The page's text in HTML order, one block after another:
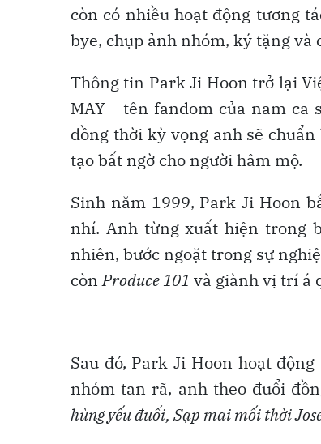
còn có nhiều hoạt động tương
bye, chụp ảnh nhóm, ký tặng
Thông tin Park Ji Hoon trở lại
MAY - tên fandom của nam ca
đồng thời kỳ vọng anh sẽ
tạo bất ngờ cho người hâm mộ.
Sinh năm 1999, Park Ji Hoon
nhí. Anh từng xuất hiện trong
nhiên, bước ngoặt trong sự
cònProduce 101 và giành vị trí á
Sau đó, Park Ji Hoon hoạt
nhóm tan rã, anh theo đuổi
hùng yếu đuối, Sạp mai mối thời